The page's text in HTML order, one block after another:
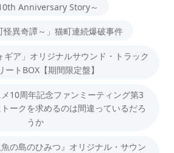
Anniversary Story～
異奇譚～」猫町連続爆破事件
ア」オリジナルサウンド・トラック
ートBOX【期間限定盤】
10周年記念ファンミーティング第3
ークを求めるのは間違っているだろ
うか
の島のひみつ』オリジナル・サウン